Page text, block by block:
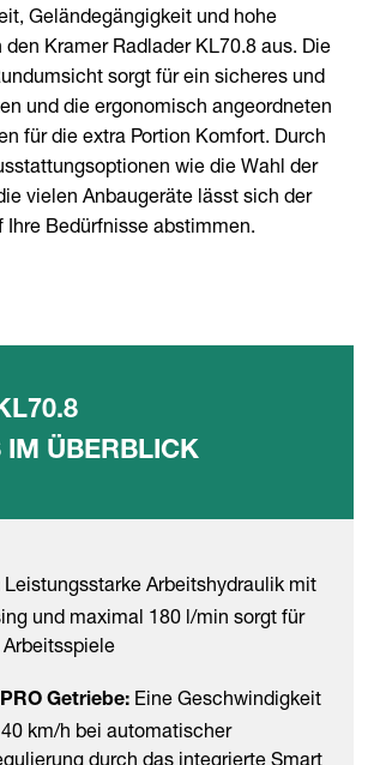
Geländegängigkeit und hohe
Kramer Radlader KL70.8 aus. Die
sorgt für ein sicheres und
und die ergonomisch angeordneten
für die extra Portion Komfort. Durch
wie die Wahl der
vielen Anbaugeräte lässt sich der
Ihre Bedürfnisse abstimmen.
IM ÜBERBLICK
Leistungsstarke Arbeitshydraulik mit
und maximal 180 l/min sorgt für
Getriebe: Eine Geschwindigkeit
km/h bei automatischer
durch das integrierte Smart